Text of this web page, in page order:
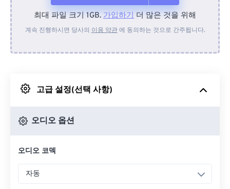
장치에서
Google 드라이브에서
최대 파일 크기 1GB. 가입하기 더 많은 것을 위해
계속 진행하시면 당사의 이용 약관에 동의하는 것으로 간주됩니다.
고급 설정(선택 사항)
오디오 옵션
오디오 코덱
자동